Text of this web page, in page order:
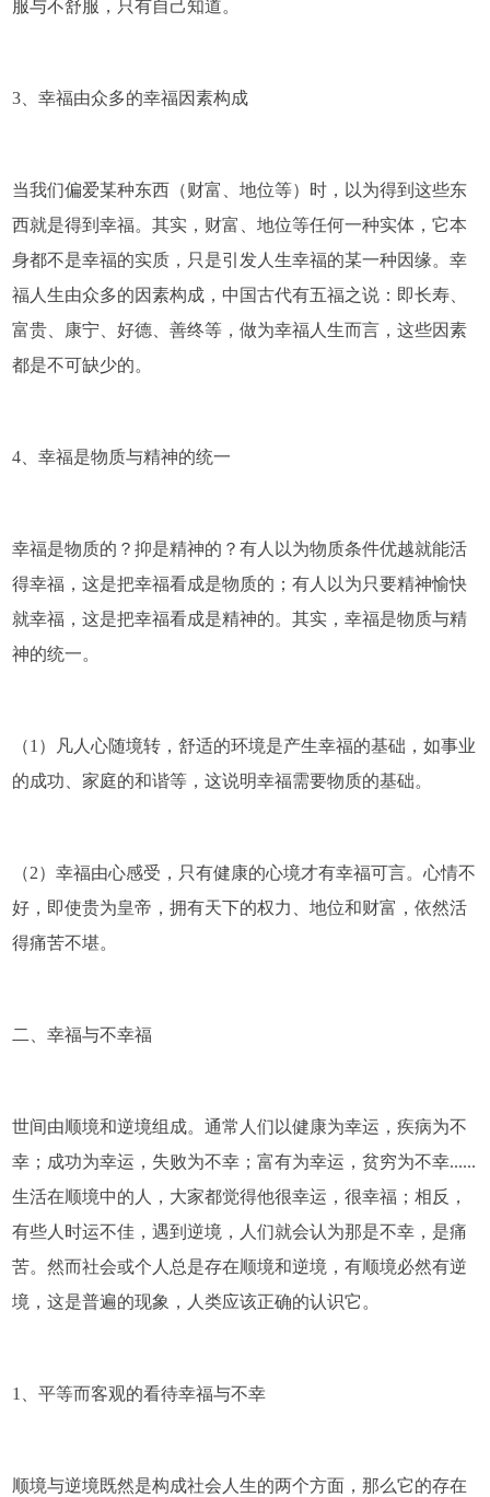
服与不舒服，只有自己知道。
3、幸福由众多的幸福因素构成
当我们偏爱某种东西（财富、地位等）时，以为得到这些东
西就是得到幸福。其实，财富、地位等任何一种实体，它本
身都不是幸福的实质，只是引发人生幸福的某一种因缘。幸
福人生由众多的因素构成，中国古代有五福之说：即长寿、
富贵、康宁、好德、善终等，做为幸福人生而言，这些因素
都是不可缺少的。
4、幸福是物质与精神的统一
幸福是物质的？抑是精神的？有人以为物质条件优越就能活
得幸福，这是把幸福看成是物质的；有人以为只要精神愉快
就幸福，这是把幸福看成是精神的。其实，幸福是物质与精
神的统一。
（1）凡人心随境转，舒适的环境是产生幸福的基础，如事业
的成功、家庭的和谐等，这说明幸福需要物质的基础。
（2）幸福由心感受，只有健康的心境才有幸福可言。心情不
好，即使贵为皇帝，拥有天下的权力、地位和财富，依然活
得痛苦不堪。
二、幸福与不幸福
世间由顺境和逆境组成。通常人们以健康为幸运，疾病为不
幸；成功为幸运，失败为不幸；富有为幸运，贫穷为不幸......
生活在顺境中的人，大家都觉得他很幸运，很幸福；相反，
有些人时运不佳，遇到逆境，人们就会认为那是不幸，是痛
苦。然而社会或个人总是存在顺境和逆境，有顺境必然有逆
境，这是普遍的现象，人类应该正确的认识它。
1、平等而客观的看待幸福与不幸
顺境与逆境既然是构成社会人生的两个方面，那么它的存在